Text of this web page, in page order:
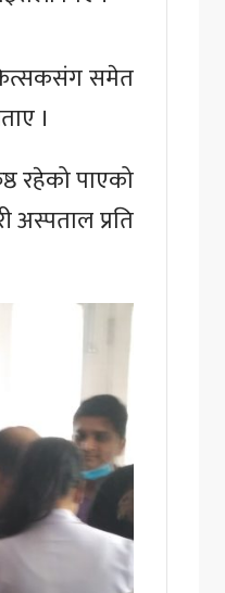
समेत
।
रहेको पाएको
अस्पताल प्रति